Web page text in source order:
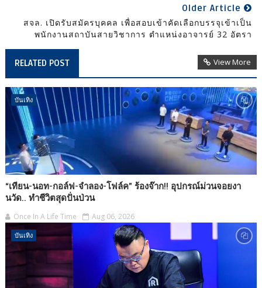
Older Article
สจล. เปิดรับสมัครบุคคล เพื่อสอบเข้าคัดเลือกบรรจุเข้าเป็น
พนักงานสถาบันสายวิชาการ ตำแหน่งอาจารย์ 32 อัตรา
RELATED POST View More
บันเทิง
“เทียน-นอท-กอล์ฟ-จำลอง-โฟล์ค” ร้องจ๊าก!! อุปกรณ์ม่วนจอยงา
นวัด.. ทำชีวิตสุดปั่นป่วน
Once In A Life Time Aug 06, 2026
บันเทิง